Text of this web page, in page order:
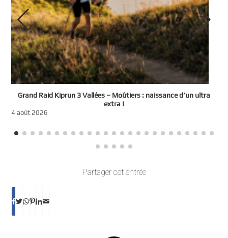
Grand Raid Kiprun 3 Vallées – Moûtiers : naissance d’un ultra
extra !
4 août 2026
Partager cet entrée